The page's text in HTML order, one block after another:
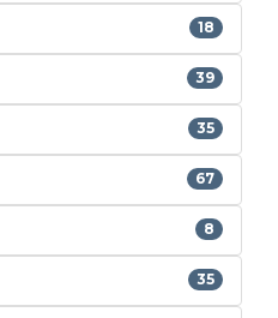
18
39
35
67
8
35